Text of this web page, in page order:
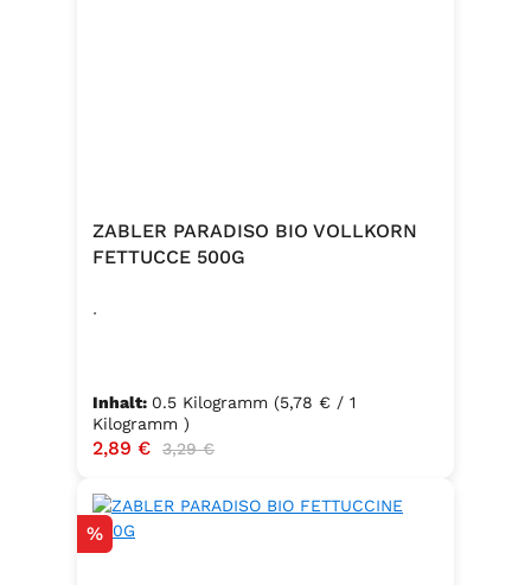
ZABLER PARADISO BIO VOLLKORN
FETTUCCE 500G
.
Inhalt: 0.5 Kilogramm (5,78 € / 1
Kilogramm )
Verkaufspreis:
2,89 € Regulärer Preis:
3,29 €
Rabatt
%